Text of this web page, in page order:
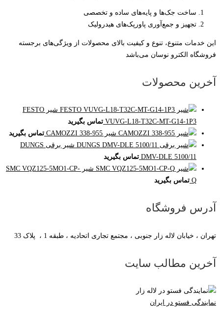
ساخت جک‌ها و پایه‌های ساده و تخصصی
تجهیز و جمع‌آوری پاورپک‌های هیدرولیک
این خدمات متنوع، تنوع و کیفیت بالای محصولات از ویژگی‌های برجسته
فروشگاه الکترو نوسان می‌باشد
آخرین محصولات
شیر FESTO
VUVG-L18-T32C-MT-G14-1P3 تماس بگیرید
شیر CAMOZZI 338-955
تماس بگیرید
شیر برقی DUNGS
DMV-DLE 5100/11 تماس بگیرید
شیر SMC VQZ125-5MO1-CP-
Q تماس بگیرید
آدرس فروشگاه
تهران ، خیابان لاله زار جنوبی ، مجتمع تجاری اتحادیه ، طبقه 1 ، پلاک 33
آخرین مطالب سایت
نمایندگی فستو در ایران